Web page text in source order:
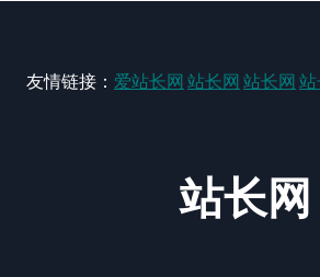
友情链接： 爱站长网 站长网 站长网
站长网